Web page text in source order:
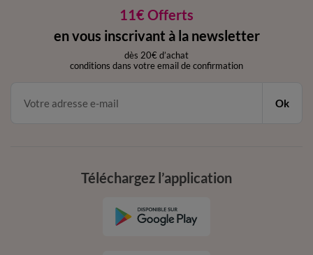
11€ Offerts
en vous inscrivant à la newsletter
dès 20€ d’achat
conditions dans votre email de confirmation
Ok
Téléchargez l’application